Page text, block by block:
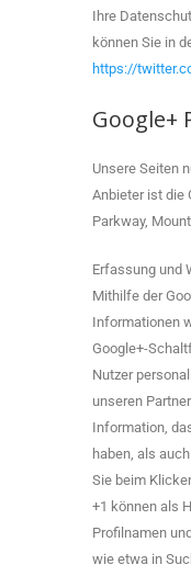
Ihre
können Sie in
https://
Google+
Unsere Seiten
Anbieter ist die
Parkway,
Erfassung und
Mithilfe der
Informationen
Google+-
Nutzer
unseren
Information,
haben, als
Sie beim
+1 können als
Profilnamen
wie etwa in